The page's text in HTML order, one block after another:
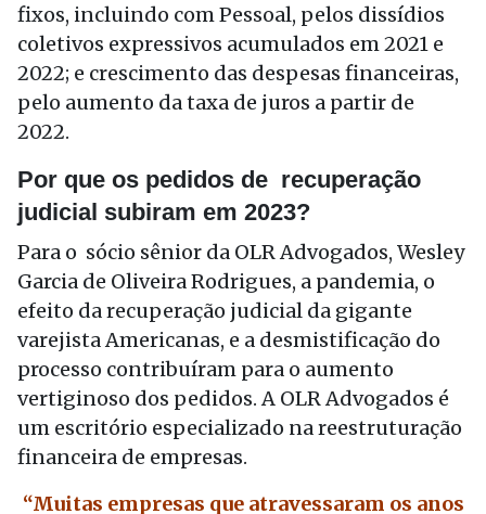
fixos, incluindo com Pessoal, pelos dissídios
coletivos expressivos acumulados em 2021 e
2022; e crescimento das despesas financeiras,
pelo aumento da taxa de juros a partir de
2022.
Por que os pedidos de recuperação
judicial subiram em 2023?
Para o sócio sênior da OLR Advogados, Wesley
Garcia de Oliveira Rodrigues, a pandemia, o
efeito da recuperação judicial da gigante
varejista Americanas, e a desmistificação do
processo contribuíram para o aumento
vertiginoso dos pedidos. A OLR Advogados é
um escritório especializado na reestruturação
financeira de empresas.
“Muitas empresas que atravessaram os anos